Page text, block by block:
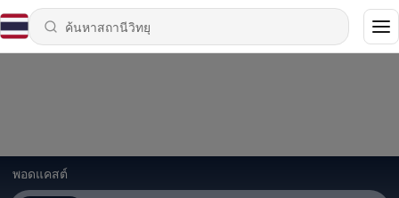
พอดแคสต์